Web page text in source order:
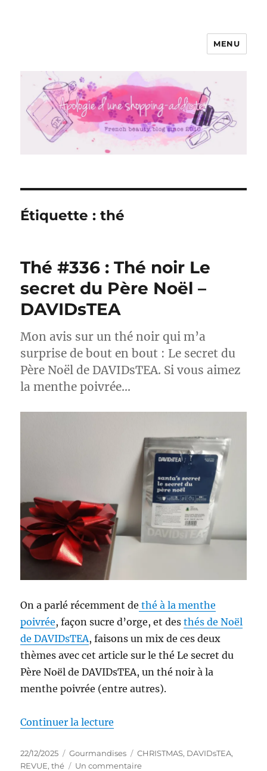
Apologie d'une Shopping-addicte
MENU
Étiquette :thé
Thé #336 : Thé noir Le
secret du Père Noël –
DAVIDsTEA
Mon avis sur un thé noir qui m’a
surprise de bout en bout : Le secret du
Père Noël de DAVIDsTEA. Si vous aimez
la menthe poivrée…
On a parlé récemment de thé à la menthe
poivrée, façon sucre d’orge, et desthés de Noël
de DAVIDsTEA, faisons un mix de ces deux
thèmes avec cet article sur le thé Le secret du
Père Noël de DAVIDsTEA, un thé noir à la
menthe poivrée (entre autres).
Continuer la lecture
Publié
le
22/12/2025 Catégories
Gourmandises Étiquettes
CHRISTMAS, DAVIDsTEA,
REVUE,thé Un commentairesur